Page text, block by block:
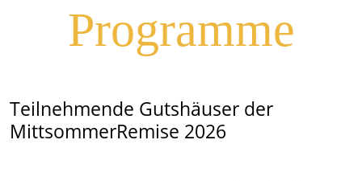
Programme
Teilnehmende Gutshäuser der
MittsommerRemise 2026